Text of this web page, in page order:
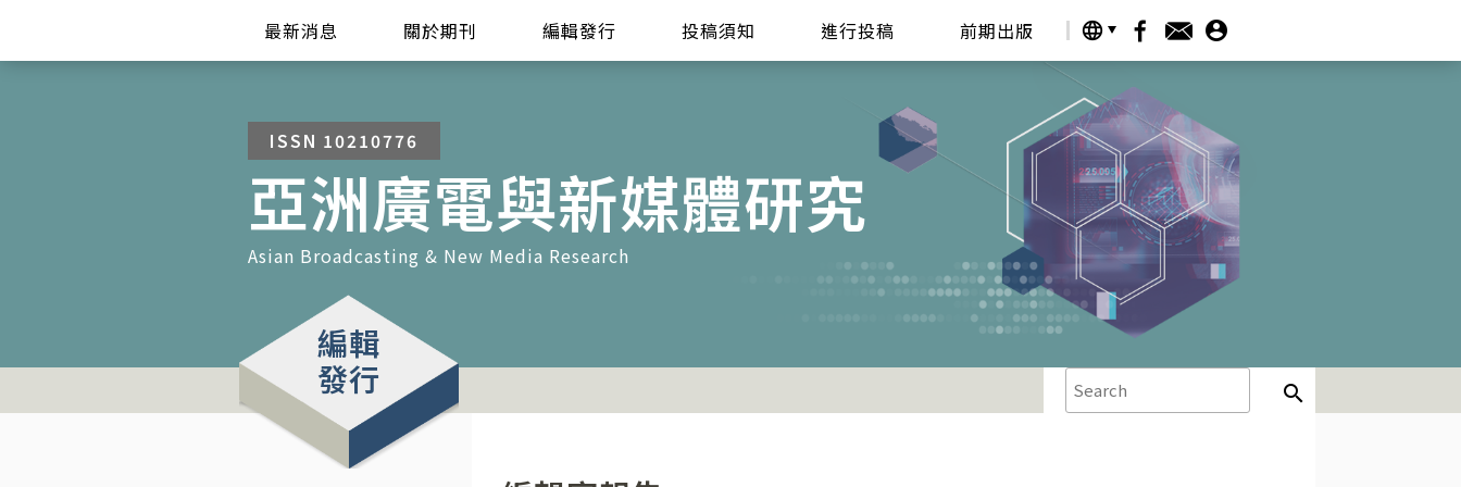
最新消息 關於期刊 編輯發行 投稿須知 進行投稿 前期出版 language account_circle
ISSN 10210776
亞洲廣電與新媒體研究
Asian Broadcasting & New Media Research
編輯
發行
search